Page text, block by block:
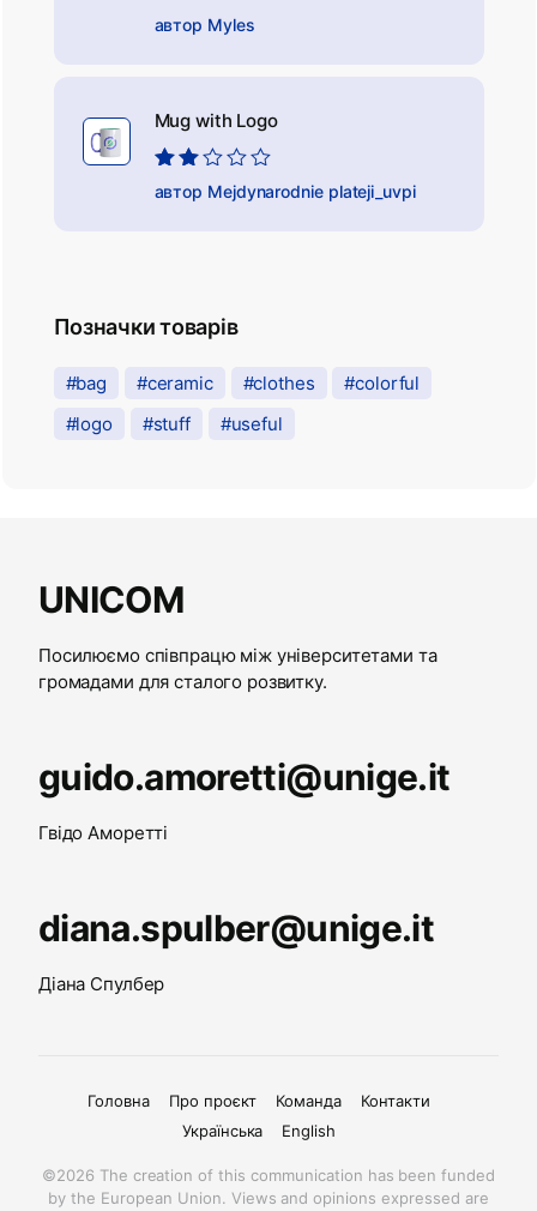
Оцінено в5
5
автор Myles
Mug with Logo
Оцінено
в 2 з
автор Mejdynarodnie plateji_uvpi
Позначки товарів
bag ceramic clothes
colorful
logo
stuff useful
UNICOM
Посилюємо співпрацю між університетами та
громадами для сталого розвитку.
guido.amoretti@unige.it
Гвідо Аморетті
diana.spulber@unige.it
Діана Спулбер
©2026 The creation of this communication has been funded
by the European Union. Views and opinions expressed are
Головна Про проєкт Команда
Контакти
Українська
English